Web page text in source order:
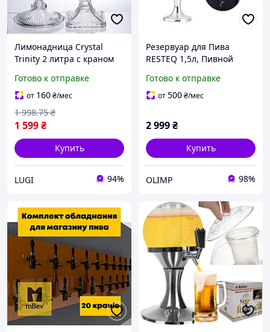
Лимонадница Crystal
Trinity 2 литра с краном
напитков
Готово к отправке
от 160₴/мес
1 599₴
1 998.75 ₴
Купить
LUGI 94%
Резервуар для Пива
RESTEQ 1,5л, Пивной
подсветкой и льдом!
Кубок, пивная башня,
Готово к отправке
от500₴/мес
2 999₴
Купить
OLIMP 98%